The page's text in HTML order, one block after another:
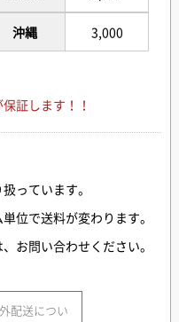
沖縄 3,000
証します！！
っています。
位で送料が変わります。
お問い合わせください。
配送につい